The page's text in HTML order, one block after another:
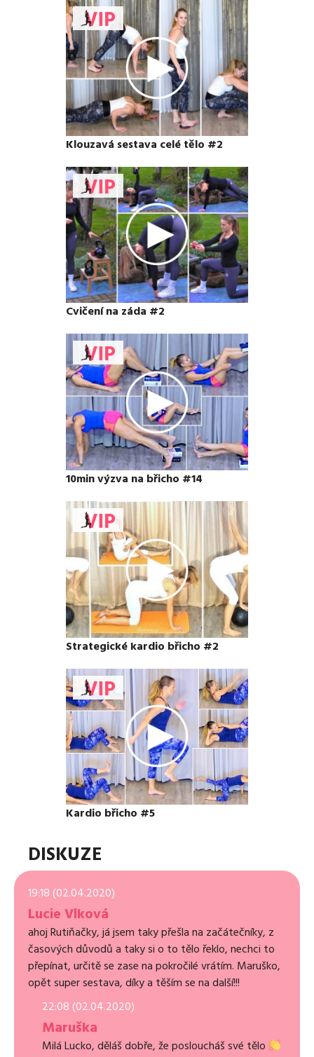
Klouzavá sestava celé tělo #2
Cvičení na záda #2
10min výzva na břicho #14
Strategické kardio břicho #2
Kardio břicho #5
DISKUZE
19:18 (02.04.2020)
Lucie Vlková
ahoj Rutiňačky, já jsem taky přešla na začátečníky, z
časových důvodů a taky si o to tělo řeklo, nechci to
přepínat, určitě se zase na pokročilé vrátím. Maruško,
opět super sestava, díky a těším se na další!!!
22:08 (02.04.2020)
Maruška
Milá Lucko, děláš dobře, že posloucháš své tělo